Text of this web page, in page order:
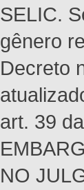
SELIC.
gênero
Decreto
art. 39
NO